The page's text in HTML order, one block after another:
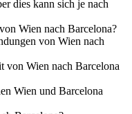
dies kann sich je nach
Wien nach Barcelona?
von Wien nach
von Wien nach Barcelona
Wien und Barcelona